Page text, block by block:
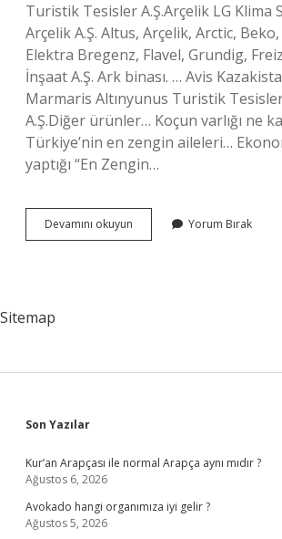
Turistik Tesisler A.Ş.Arçelik LG Klima
Arçelik A.Ş. Altus, Arçelik, Arctic,
Elektra Bregenz, Flavel, Grundig,
İnşaat A.Ş. Ark binası. … Avis
Marmaris Altınyunus Turistik
A.Ş.Diğer ürünler… Koçun varlığı ne
Türkiye’nin en zengin aileleri…
yaptığı “En Zengin…
Devamını okuyun
Koç
Yorum Bırak
Sitemap
Sidebar
Son Yazılar
Kur’an Arapçası ile normal Arapça aynı mıdır ?
Ağustos 6, 2026
Avokado hangi organımıza iyi gelir ?
Ağustos 5, 2026